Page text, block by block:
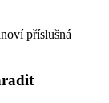
příslušná